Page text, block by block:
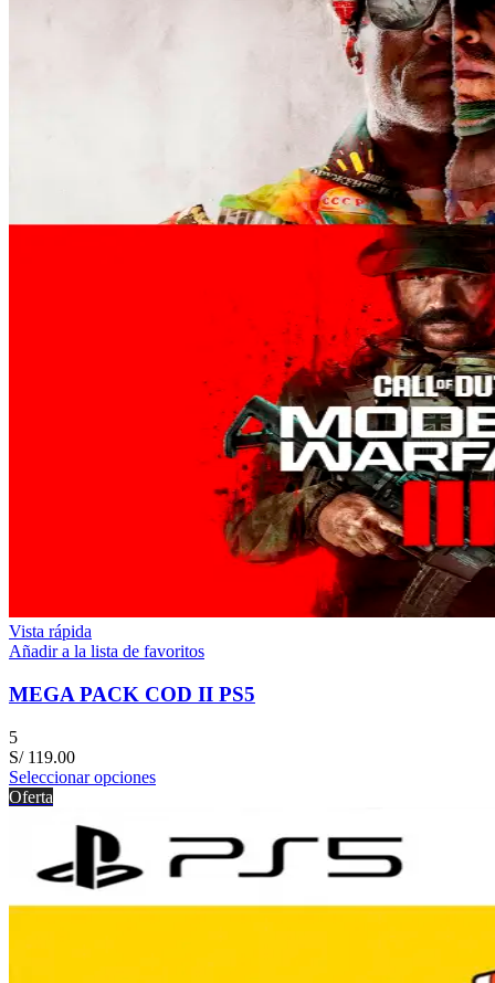
Vista rápida
Añadir a la lista de favoritos
MEGA PACK COD II PS5
5
S/119.00
Seleccionar opciones
Oferta